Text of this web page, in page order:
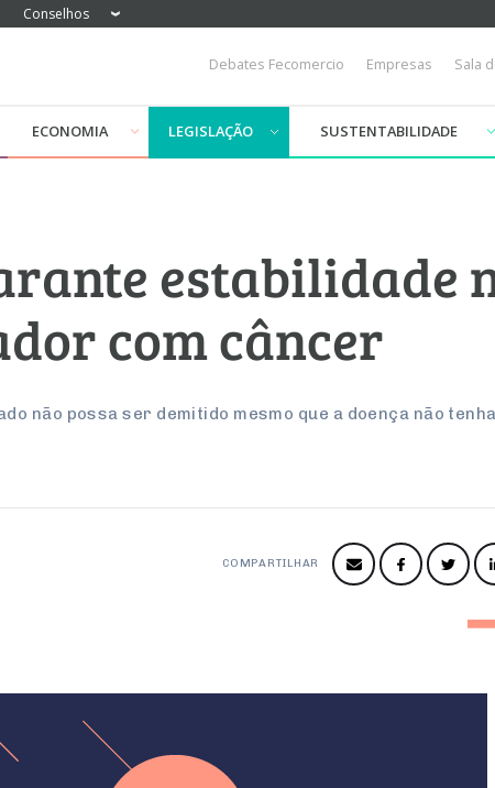
Conselhos
Debates Fecomercio Empresas Sala
ECONOMIA LEGISLAÇÃO SUSTENTABILIDADE
estabilidade
com câncer
não possa ser demitido mesmo que a doença não
COMPARTILHAR